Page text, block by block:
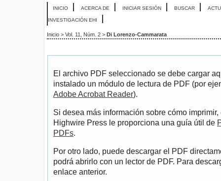
INICIO ACERCA DE INICIAR SESIÓN BUSCAR
INVESTIGACIÓN EHI
Inicio > Vol. 11, Núm. 2 > Di Lorenzo-Cammarata
El archivo PDF seleccionado se debe cargar
instalado un módulo de lectura de PDF (por
Adobe Acrobat Reader).
Si desea más información sobre cómo
Highwire Press le proporciona una guía útil de
PDFs.
Por otro lado, puede descargar el PDF
podrá abrirlo con un lector de PDF. Para
enlace anterior.